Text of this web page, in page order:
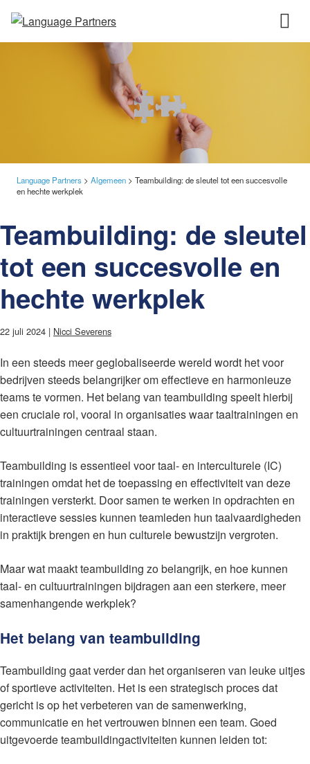
Language Partners > Algemeen > Teambuilding: de sleutel tot een succesvolle
en hechte werkplek
Teambuilding: de sleutel
tot een succesvolle en
hechte werkplek
22 juli 2024 | Nicci Severens
In een steeds meer geglobaliseerde wereld wordt het voor
bedrijven steeds belangrijker om effectieve en harmonieuze
teams te vormen. Het belang van teambuilding speelt hierbij
een cruciale rol, vooral in organisaties waar taaltrainingen en
cultuurtrainingen centraal staan.
Teambuilding is essentieel voor taal- en interculturele (IC)
trainingen omdat het de toepassing en effectiviteit van deze
trainingen versterkt. Door samen te werken in opdrachten en
interactieve sessies kunnen teamleden hun taalvaardigheden
in praktijk brengen en hun culturele bewustzijn vergroten.
Maar wat maakt teambuilding zo belangrijk, en hoe kunnen
taal- en cultuurtrainingen bijdragen aan een sterkere, meer
samenhangende werkplek?
Het belang van teambuilding
Teambuilding gaat verder dan het organiseren van leuke uitjes
of sportieve activiteiten. Het is een strategisch proces dat
gericht is op het verbeteren van de samenwerking,
communicatie en het vertrouwen binnen een team. Goed
uitgevoerde teambuildingactiviteiten kunnen leiden tot: